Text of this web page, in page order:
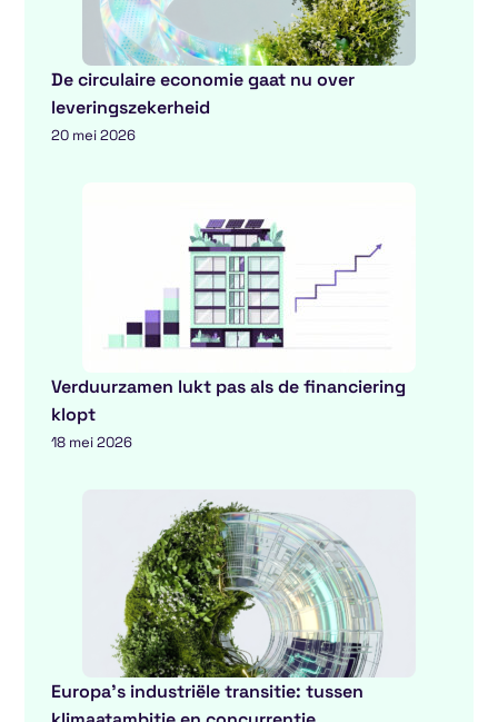
De circulaire economie gaat nu over
leveringszekerheid
20 mei 2026
Verduurzamen lukt pas als de financiering
klopt
18 mei 2026
Europa’s industriële transitie: tussen